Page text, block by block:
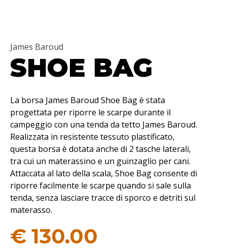
James Baroud
SHOE BAG
La borsa James Baroud Shoe Bag è stata
progettata per riporre le scarpe durante il
campeggio con una tenda da tetto James Baroud.
Realizzata in resistente tessuto plastificato,
questa borsa è dotata anche di 2 tasche laterali,
tra cui un materassino e un guinzaglio per cani.
Attaccata al lato della scala, Shoe Bag consente di
riporre facilmente le scarpe quando si sale sulla
tenda, senza lasciare tracce di sporco e detriti sul
materasso.
€ 130.00